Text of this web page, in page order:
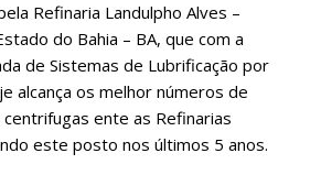
Refinaria Landulpho Alves –
do Bahia – BA, que com a
de Sistemas de Lubrificação por
alcança os melhor números de
ente as Refinarias
este posto nos últimos 5 anos.